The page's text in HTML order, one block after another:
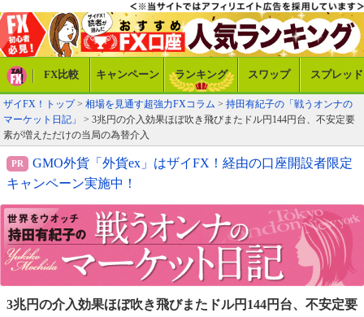
FX比較 キャンペーン ランキング スワップ スプレッド
ザイFX！トップ> 相場を見通す超強力FXコラム > 持田有紀子の「戦うオンナの
マーケット日記」
> 3兆円の介入効果ほぼ吹き飛びまたドル円144円台、不安定要
素が増えただけの当局の為替介入
GMO外貨「外貨ex」はザイFX！経由の口座開設者限定
キャンペーン実施中！
3兆円の介入効果ほぼ吹き飛びまたドル円144円台、 不安定要